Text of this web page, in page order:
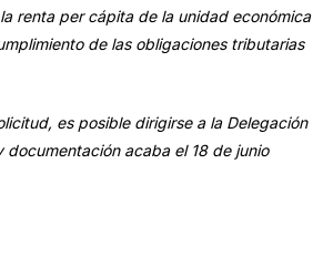
renta per cápita de la unidad económica
de las obligaciones tributarias
es posible dirigirse a la Delegación
acaba el 18 de junio